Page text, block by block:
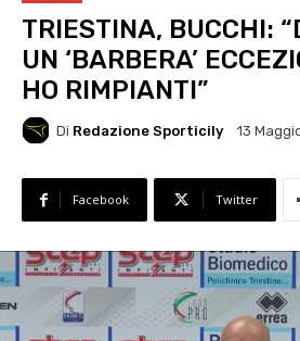
TRIESTINA, BUCCHI:
UN ‘BARBERA’
HO RIMPIANTI”
Di Redazione Sporticily 13
Facebook Twitter